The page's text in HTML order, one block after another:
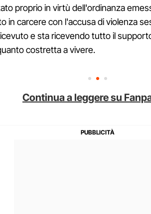
proprio in virtù dell'ordinanza
in carcere con l'accusa di violenza
e sta ricevendo tutto il
costretta a vivere.
Continua a leggere su